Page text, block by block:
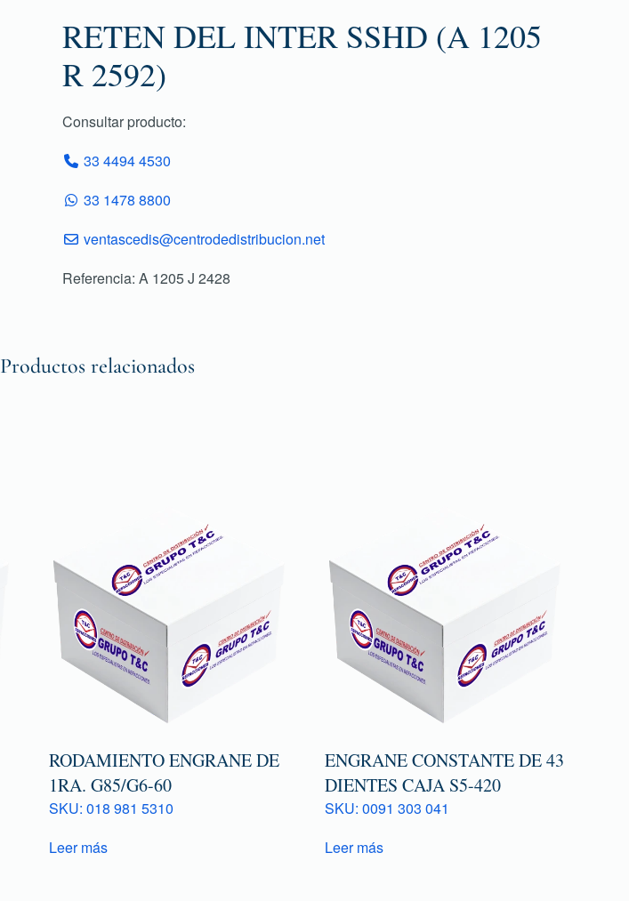
RETEN DEL INTER SSHD (A 1205
R 2592)
Consultar producto:
33 4494 4530
33 1478 8800
ventascedis@centrodedistribucion.net
Referencia: A 1205 J 2428
Productos relacionados
RODAMIENTO ENGRANE DE
1RA. G85/G6-60
SKU: 018 981 5310
Leer más
ENGRANE CONSTANTE DE 43
DIENTES CAJA S5-420
SKU: 0091 303 041
Leer más